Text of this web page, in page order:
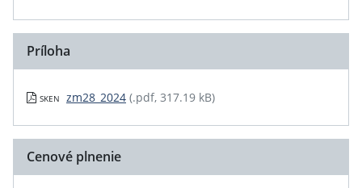
Príloha
SKEN zm28_2024 (.pdf, 317.19 kB)
Cenové plnenie